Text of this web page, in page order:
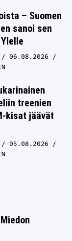
– Suomen
sanoi sen
06.08.2026
treenien
kisat jäävät
05.08.2026